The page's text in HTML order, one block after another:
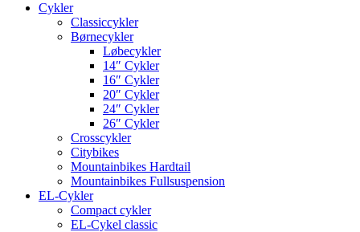
Cykler
Classiccykler
Børnecykler
Løbecykler
14″ Cykler
16″ Cykler
20″ Cykler
24″ Cykler
26″ Cykler
Crosscykler
Citybikes
Mountainbikes Hardtail
Mountainbikes Fullsuspension
EL-Cykler
Compact cykler
EL-Cykel classic